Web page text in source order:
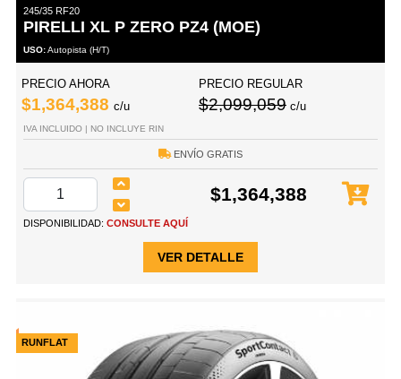
245/35 RF20
PIRELLI XL P ZERO PZ4 (MOE)
USO:Autopista (H/T)
PRECIO AHORA
$1,364,388 c/u
PRECIO REGULAR
$2,099,059 c/u
IVA INCLUIDO | NO INCLUYE RIN
ENVÍO GRATIS
$1,364,388
DISPONIBILIDAD: CONSULTE AQUÍ
VER DETALLE
RUNFLAT